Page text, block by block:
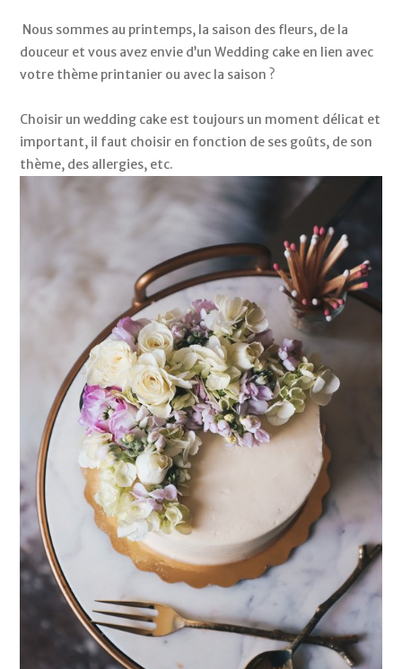
Nous sommes au printemps, la saison des fleurs, de la
douceur et vous avez envie d’un Wedding cake en lien avec
votre thème printanier ou avec la saison ?
Choisir un wedding cake est toujours un moment délicat et
important, il faut choisir en fonction de ses goûts, de son
thème, des allergies, etc.